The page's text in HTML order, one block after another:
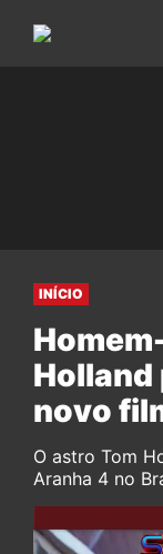
INÍCIO
Holland
novo
O astro Tom
Aranha 4 no